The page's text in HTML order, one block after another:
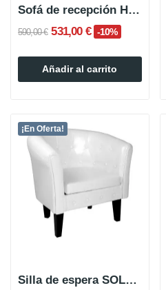
Sofá de recepción HARVEY
590,00 € 531,00 € -10%
Añadir al carrito
¡En Oferta!
Silla de espera SOLO de 1 plaza